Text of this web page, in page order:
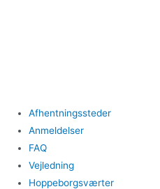
Afhentningssteder
Anmeldelser
FAQ
Vejledning
Hoppeborgsværter